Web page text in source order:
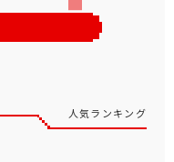
人気ランキング